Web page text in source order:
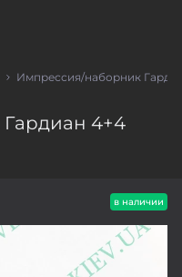
Импрессия/наборник
4+4
в наличии